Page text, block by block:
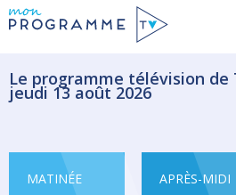
Le programme télévision de
jeudi 13 août 2026
MATINÉE APRÈS-MIDI
Monk est appelé
pour...
Série/Feuilleton
19:10
Monk se
à sa...
Série/Feuilleton